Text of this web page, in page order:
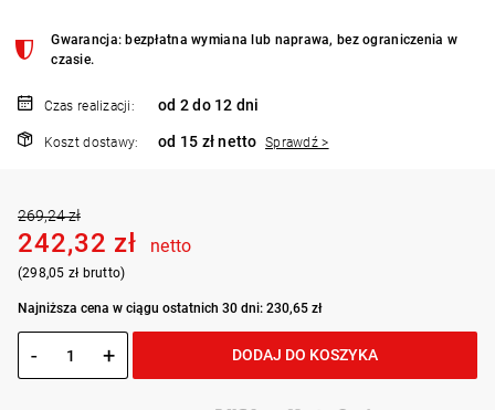
Gwarancja: bezpłatna wymiana lub naprawa, bez ograniczenia w
czasie.
Czas realizacji: od 2 do 12 dni
Koszt dostawy: od 15 zł netto Sprawdź >
269,24 zł
242,32 zł netto
(298,05 zł brutto)
Najniższa cena w ciągu ostatnich 30 dni: 230,65 zł
- + DODAJ DO KOSZYKA